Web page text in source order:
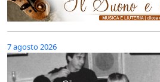
7 agosto 2026